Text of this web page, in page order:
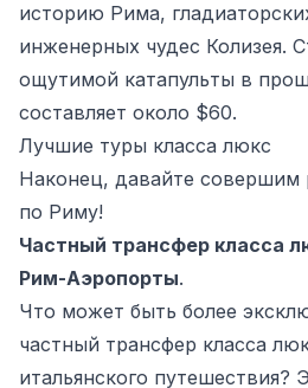
историю Рима,
инженерных чудес Колизея.
ощутимой катапульты в
составляет около $60.
Лучшие туры класса люкс
Наконец, давайте совершим
по Риму!
Частный трансфер класса
Рим-Аэропорты.
Что может быть более
частный трансфер класса
итальянского путешествия?